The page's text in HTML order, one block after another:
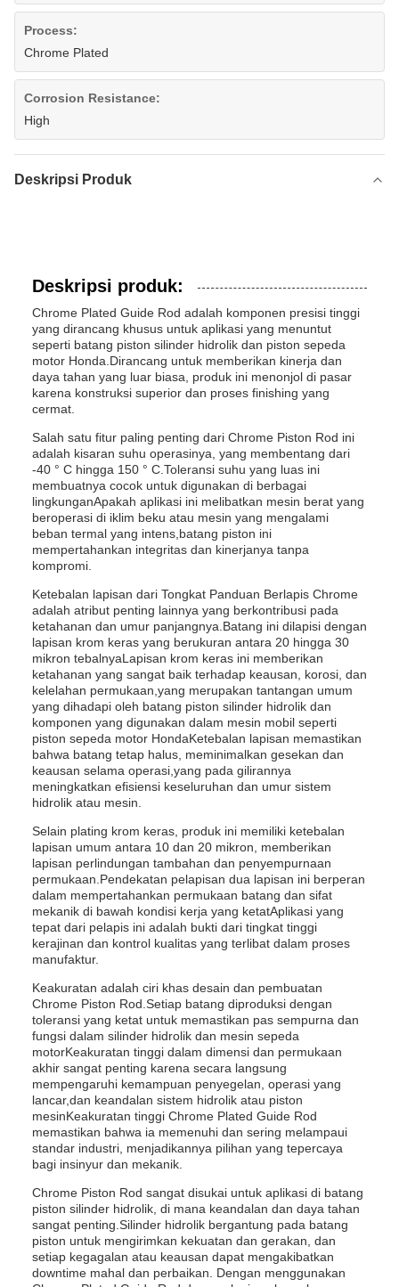
Process:
Chrome Plated
Corrosion Resistance:
High
Deskripsi Produk
Deskripsi produk:
Chrome Plated Guide Rod adalah komponen presisi tinggi
yang dirancang khusus untuk aplikasi yang menuntut
seperti batang piston silinder hidrolik dan piston sepeda
motor Honda.Dirancang untuk memberikan kinerja dan
daya tahan yang luar biasa, produk ini menonjol di pasar
karena konstruksi superior dan proses finishing yang
cermat.
Salah satu fitur paling penting dari Chrome Piston Rod ini
adalah kisaran suhu operasinya, yang membentang dari
-40 ° C hingga 150 ° C.Toleransi suhu yang luas ini
membuatnya cocok untuk digunakan di berbagai
lingkunganApakah aplikasi ini melibatkan mesin berat yang
beroperasi di iklim beku atau mesin yang mengalami
beban termal yang intens,batang piston ini
mempertahankan integritas dan kinerjanya tanpa
kompromi.
Ketebalan lapisan dari Tongkat Panduan Berlapis Chrome
adalah atribut penting lainnya yang berkontribusi pada
ketahanan dan umur panjangnya.Batang ini dilapisi dengan
lapisan krom keras yang berukuran antara 20 hingga 30
mikron tebalnyaLapisan krom keras ini memberikan
ketahanan yang sangat baik terhadap keausan, korosi, dan
kelelahan permukaan,yang merupakan tantangan umum
yang dihadapi oleh batang piston silinder hidrolik dan
komponen yang digunakan dalam mesin mobil seperti
piston sepeda motor HondaKetebalan lapisan memastikan
bahwa batang tetap halus, meminimalkan gesekan dan
keausan selama operasi,yang pada gilirannya
meningkatkan efisiensi keseluruhan dan umur sistem
hidrolik atau mesin.
Selain plating krom keras, produk ini memiliki ketebalan
lapisan umum antara 10 dan 20 mikron, memberikan
lapisan perlindungan tambahan dan penyempurnaan
permukaan.Pendekatan pelapisan dua lapisan ini berperan
dalam mempertahankan permukaan batang dan sifat
mekanik di bawah kondisi kerja yang ketatAplikasi yang
tepat dari pelapis ini adalah bukti dari tingkat tinggi
kerajinan dan kontrol kualitas yang terlibat dalam proses
manufaktur.
Keakuratan adalah ciri khas desain dan pembuatan
Chrome Piston Rod.Setiap batang diproduksi dengan
toleransi yang ketat untuk memastikan pas sempurna dan
fungsi dalam silinder hidrolik dan mesin sepeda
motorKeakuratan tinggi dalam dimensi dan permukaan
akhir sangat penting karena secara langsung
mempengaruhi kemampuan penyegelan, operasi yang
lancar,dan keandalan sistem hidrolik atau piston
mesinKeakuratan tinggi Chrome Plated Guide Rod
memastikan bahwa ia memenuhi dan sering melampaui
standar industri, menjadikannya pilihan yang tepercaya
bagi insinyur dan mekanik.
Chrome Piston Rod sangat disukai untuk aplikasi di batang
piston silinder hidrolik, di mana keandalan dan daya tahan
sangat penting.Silinder hidrolik bergantung pada batang
piston untuk mengirimkan kekuatan dan gerakan, dan
setiap kegagalan atau keausan dapat mengakibatkan
downtime mahal dan perbaikan. Dengan menggunakan